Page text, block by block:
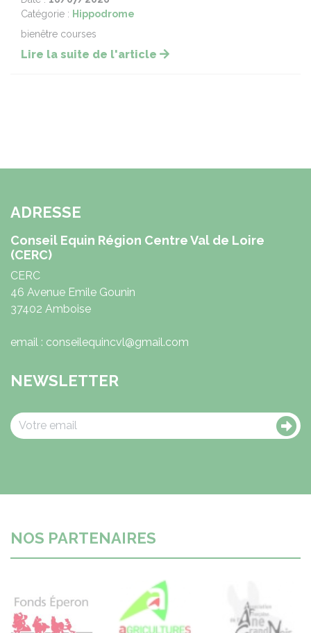
Catégorie : Hippodrome
bienêtre courses
Lire la suite de l'article
ADRESSE
Conseil Equin Région Centre Val de Loire
(CERC)
CERC
46 Avenue Emile Gounin
37402 Amboise
email : conseilequincvl@gmail.com
NEWSLETTER
NOS PARTENAIRES